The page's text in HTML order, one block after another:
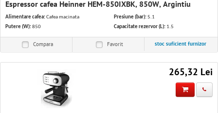
Birotica
Espressor cafea Heinner HEM-850IXBK, 850W, Argintiu
Alimentare cafea:Cafea macinata
Putere (W):850
Presiune (bar):5.1
Capacitate rezervor (L): 1.5
Compara Favorit stoc suficient furnizor
265,32 Lei